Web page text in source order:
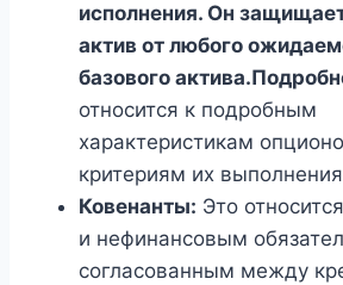
исполнения. Он
актив от любого
базового
относится к подробным
характеристикам
критериям их
Ковенанты: Это
и нефинансовым
согласованным между